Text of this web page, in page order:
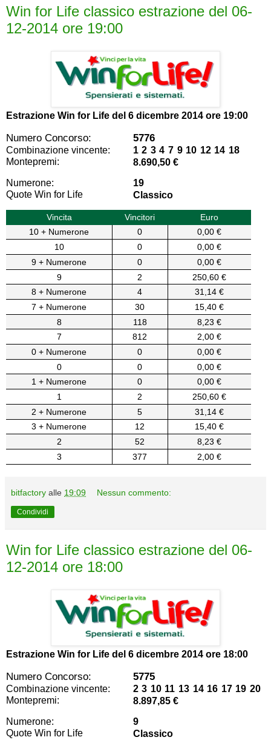
Win for Life classico estrazione del 06-
12-2014 ore 19:00
Estrazione Win for Life del 6 dicembre 2014 ore 19:00
Numero Concorso: 5776
Combinazione vincente:
1 2 3 4 7 9 10 12 14 18
Montepremi:
8.690,50 €
Numerone:
19
Quote Win for Life
Classico
Vincita Vincitori
Euro
10 + Numerone
0
0,00 €
10
0
0,00 €
9 + Numerone
0
0,00 €
9
2
250,60 €
8 + Numerone
4
31,14 €
7 + Numerone
30
15,40 €
8
118
8,23 €
7
812
2,00 €
0 + Numerone
0
0,00 €
0
0
0,00 €
1 + Numerone
0
0,00 €
1
2
250,60 €
2 + Numerone
5
31,14 €
3 + Numerone
12
15,40 €
2
52
8,23 €
3
377 2,00 €
bitfactory alle 19:09 Nessun commento:
Condividi
Win for Life classico estrazione del 06-
12-2014 ore 18:00
Estrazione Win for Life del 6 dicembre 2014 ore 18:00
Numero Concorso: 5775
Combinazione vincente:
2 3 10 11 13 14 16 17 19 20
Montepremi:
8.897,85 €
Numerone:
9
Quote Win for Life
Classico